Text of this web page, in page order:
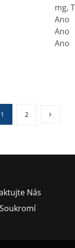
mg,
Ano
Ano
Ano
1 2
Nás
Soukromí